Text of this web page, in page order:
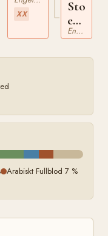
xx
XX
Sto
e
Engelskt Fullblod
Arabiskt Fullblod 7 %